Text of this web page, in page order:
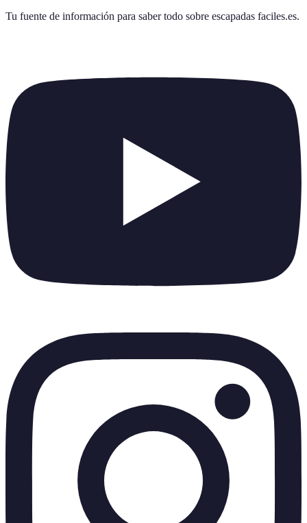
Tu fuente de información para saber todo sobre escapadas faciles.es.